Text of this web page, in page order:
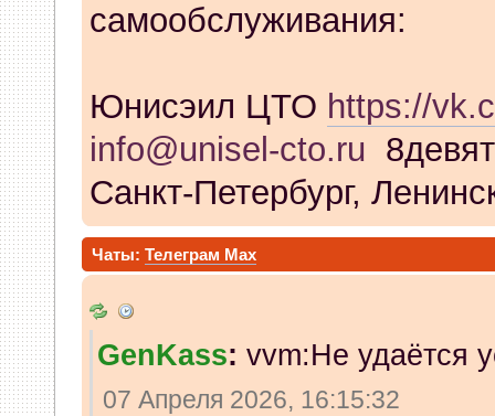
самообслуживания:
Юнисэил ЦТО https://
info@unisel-cto.ru
Санкт-Петербург,
Чаты:Телеграм Max
GenKass: vvm:Не удаётся
07 Апреля 2026, 16:15:32